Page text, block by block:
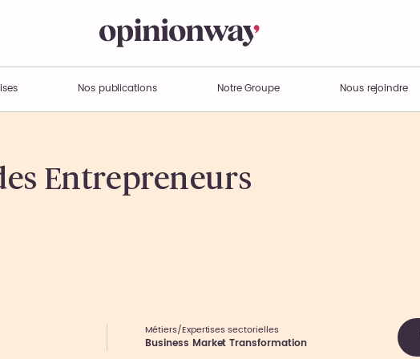
Nos publications Notre Groupe Nous rejoindre
Entrepreneurs
Métiers/Expertises sectorielles
Business Market Transformation